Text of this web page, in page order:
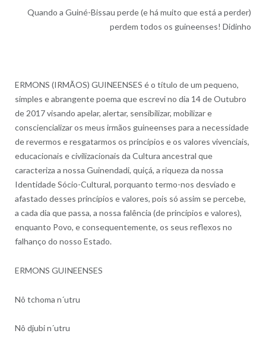
Quando a Guiné-Bissau perde (e há muito que está a perder)
perdem todos os guineenses! Didinho
ERMONS (IRMÃOS) GUINEENSES é o título de um pequeno,
simples e abrangente poema que escrevi no dia 14 de Outubro
de 2017 visando apelar, alertar, sensibilizar, mobilizar e
consciencializar os meus irmãos guineenses para a necessidade
de revermos e resgatarmos os princípios e os valores vivenciais,
educacionais e civilizacionais da Cultura ancestral que
caracteriza a nossa Guinendadi, quiçá, a riqueza da nossa
Identidade Sócio-Cultural, porquanto termo-nos desviado e
afastado desses princípios e valores, pois só assim se percebe,
a cada dia que passa, a nossa falência (de princípios e valores),
enquanto Povo, e consequentemente, os seus reflexos no
falhanço do nosso Estado.
ERMONS GUINEENSES
Nô tchoma n´utru
Nô djubi n´utru